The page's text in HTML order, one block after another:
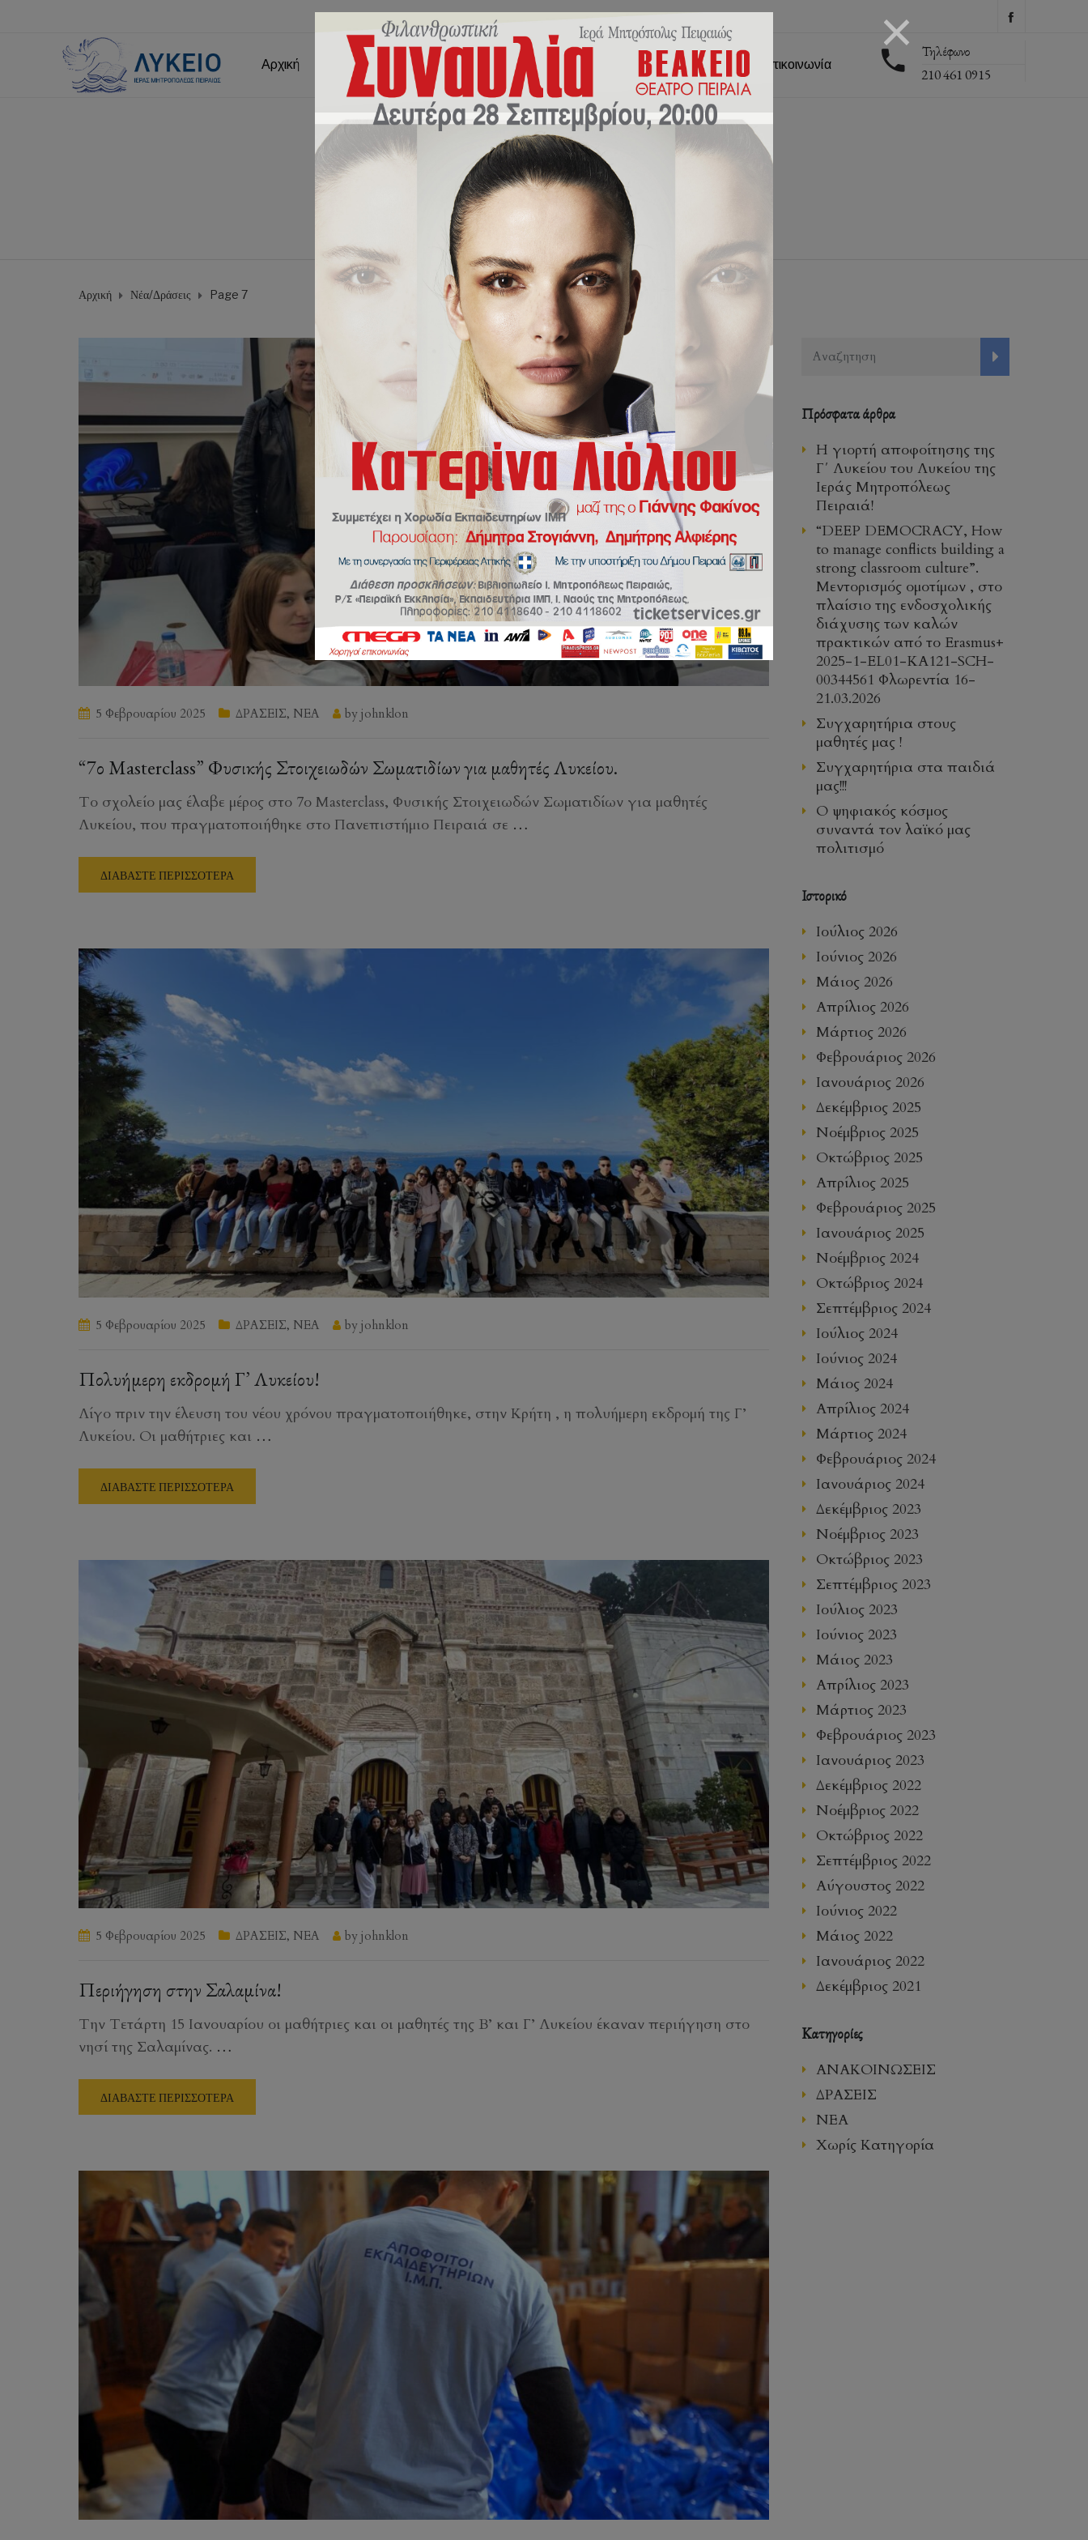
Αρχική Εκπαιδευτικό Πρόγραμμα Νέα/Δράσεις Επικοινωνία
Τηλέφωνο
210 461 0915
Αρχική Νέα/Δράσεις Page 7
5 Φεβρουαρίου 2025 ΔΡΑΣΕΙΣ, ΝΕΑ by johnklon
“7ο Masterclass” Φυσικής Στοιχειωδών Σωματιδίων για μαθητές Λυκείου.
Το σχολείο μας έλαβε μέρος στο 7ο Masterclass, Φυσικής Στοιχειωδών Σωματιδίων για μαθητές
Λυκείου, που πραγματοποιήθηκε στο Πανεπιστήμιο Πειραιά σε …
ΔΙΑΒΑΣΤΕ ΠΕΡΙΣΣΟΤΕΡΑ
5 Φεβρουαρίου 2025 ΔΡΑΣΕΙΣ, ΝΕΑ by johnklon
Πολυήμερη εκδρομή Γ’ Λυκείου!
Λίγο πριν την έλευση του νέου χρόνου πραγματοποιήθηκε, στην Κρήτη , η πολυήμερη εκδρομή της Γ’
Λυκείου. Οι μαθήτριες και …
ΔΙΑΒΑΣΤΕ ΠΕΡΙΣΣΟΤΕΡΑ
5 Φεβρουαρίου 2025 ΔΡΑΣΕΙΣ, ΝΕΑ by johnklon
Περιήγηση στην Σαλαμίνα!
Την Τετάρτη 15 Ιανουαρίου οι μαθήτριες και οι μαθητές της Β’ και Γ’ Λυκείου έκαναν περιήγηση στο
νησί της Σαλαμίνας. …
ΔΙΑΒΑΣΤΕ ΠΕΡΙΣΣΟΤΕΡΑ
Πρόσφατα άρθρα
Η γιορτή αποφοίτησης της
Γ΄ Λυκείου του Λυκείου της
Ιεράς Μητροπόλεως
Πειραιά!
“DEEP DEMOCRACY, How
to manage conflicts building a
strong classroom culture”.
Μεντορισμός ομοτίμων , στο
πλαίσιο της ενδοσχολικής
διάχυσης των καλών
πρακτικών από το Erasmus+
2025-1-EL01-KA121-SCH-
00344561 Φλωρεντία 16-
21.03.2026
Συγχαρητήρια στους
μαθητές μας !
Συγχαρητήρια στα παιδιά
μας!!!
Ο ψηφιακός κόσμος
συναντά τον λαϊκό μας
πολιτισμό
Ιστορικό
Ιούλιος 2026
Ιούνιος 2026
Μάιος 2026
Απρίλιος 2026
Μάρτιος 2026
Φεβρουάριος 2026
Ιανουάριος 2026
Δεκέμβριος 2025
Νοέμβριος 2025
Οκτώβριος 2025
Απρίλιος 2025
Φεβρουάριος 2025
Ιανουάριος 2025
Νοέμβριος 2024
Οκτώβριος 2024
Σεπτέμβριος 2024
Ιούλιος 2024
Ιούνιος 2024
Μάιος 2024
Απρίλιος 2024
Μάρτιος 2024
Φεβρουάριος 2024
Ιανουάριος 2024
Δεκέμβριος 2023
Νοέμβριος 2023
Οκτώβριος 2023
Σεπτέμβριος 2023
Ιούλιος 2023
Ιούνιος 2023
Μάιος 2023
Απρίλιος 2023
Μάρτιος 2023
Φεβρουάριος 2023
Ιανουάριος 2023
Δεκέμβριος 2022
Νοέμβριος 2022
Οκτώβριος 2022
Σεπτέμβριος 2022
Αύγουστος 2022
Ιούνιος 2022
Μάιος 2022
Ιανουάριος 2022
Δεκέμβριος 2021
Kατηγορίες
ΑΝΑΚΟΙΝΩΣΕΙΣ
ΔΡΑΣΕΙΣ
ΝΕΑ
Χωρίς Κατηγορία